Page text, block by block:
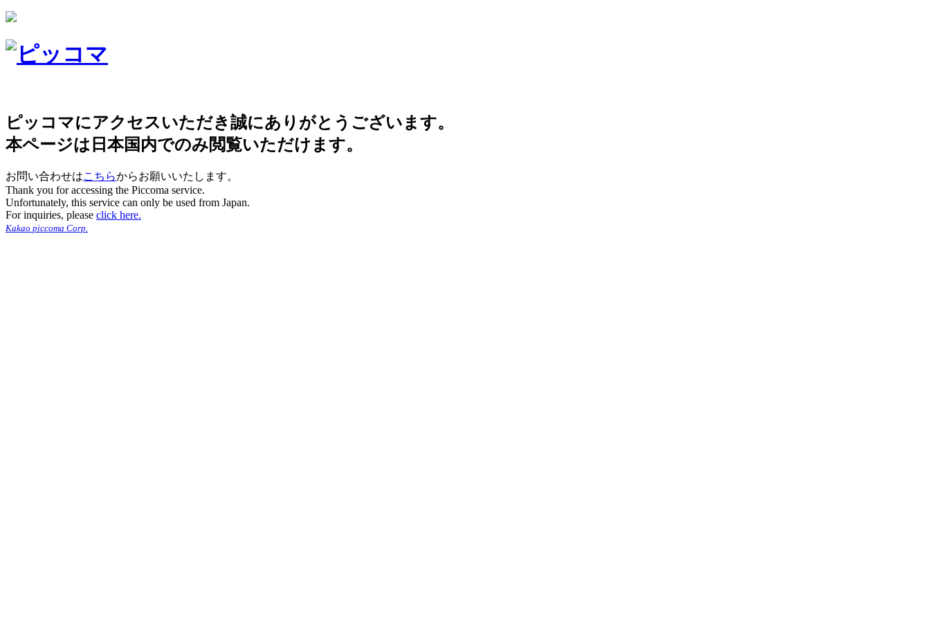
ピッコマにアクセスいただき誠にありがとうございます。
本ページは日本国内でのみ閲覧いただけます。
お問い合わせはこちらからお願いいたします。
Thank you for accessing the Piccoma service.
Unfortunately, this service can only be used from Japan.
For inquiries, please click here.
Kakao piccoma Corp.